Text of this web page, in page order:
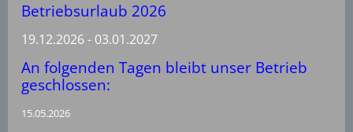
Betriebsurlaub 2026
19.12.2026 - 03.01.2027
An folgenden Tagen bleibt unser Betrieb
geschlossen:
15.05.2026